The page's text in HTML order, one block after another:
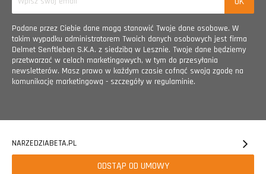
Podane przez Ciebie dane mogą stanowić Twoje dane osobowe. W
takim wypadku administratorem Twoich danych osobowych jest firma
Delmet Senftleben S.K.A. z siedzibą w Lesznie. Twoje dane będziemy
przetwarzać w celach marketingowych, w tym do przesyłania
newsletterów. Masz prawo w każdym czasie cofnąć swoją zgodę na
komunikację marketingową - szczegóły w regulaminie.
NARZEDZIABETA.PL
ODSTĄP OD UMOWY